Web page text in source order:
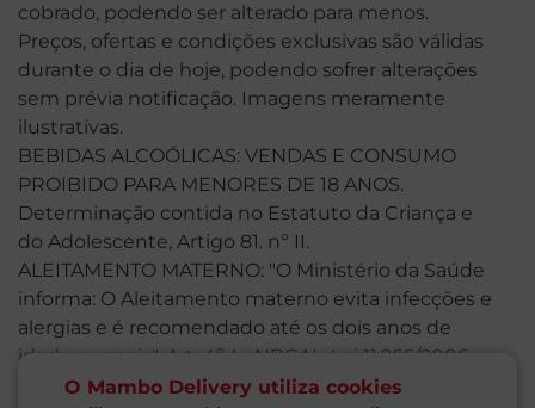
O Mambo Delivery utiliza cookies
cobrado, podendo ser alterado para menos.
Preços, ofertas e condições exclusivas são válidas
durante o dia de hoje, podendo sofrer alterações
sem prévia notificação. Imagens meramente
ilustrativas.
BEBIDAS ALCOÓLICAS: VENDAS E CONSUMO
PROIBIDO PARA MENORES DE 18 ANOS.
Determinação contida no Estatuto da Criança e
do Adolescente, Artigo 81. nº II.
ALEITAMENTO MATERNO: "O Ministério da Saúde
informa: O Aleitamento materno evita infecções e
alergias e é recomendado até os dois anos de
idade ou mais". Art. 4º, I - NBCAL, Lei 11.265/2006.
"O Ministério da Saúde informa: Após os seis